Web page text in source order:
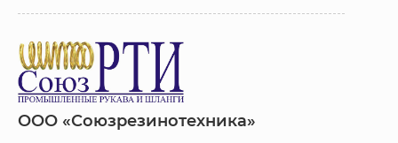
ООО «Союзрезинотехника»